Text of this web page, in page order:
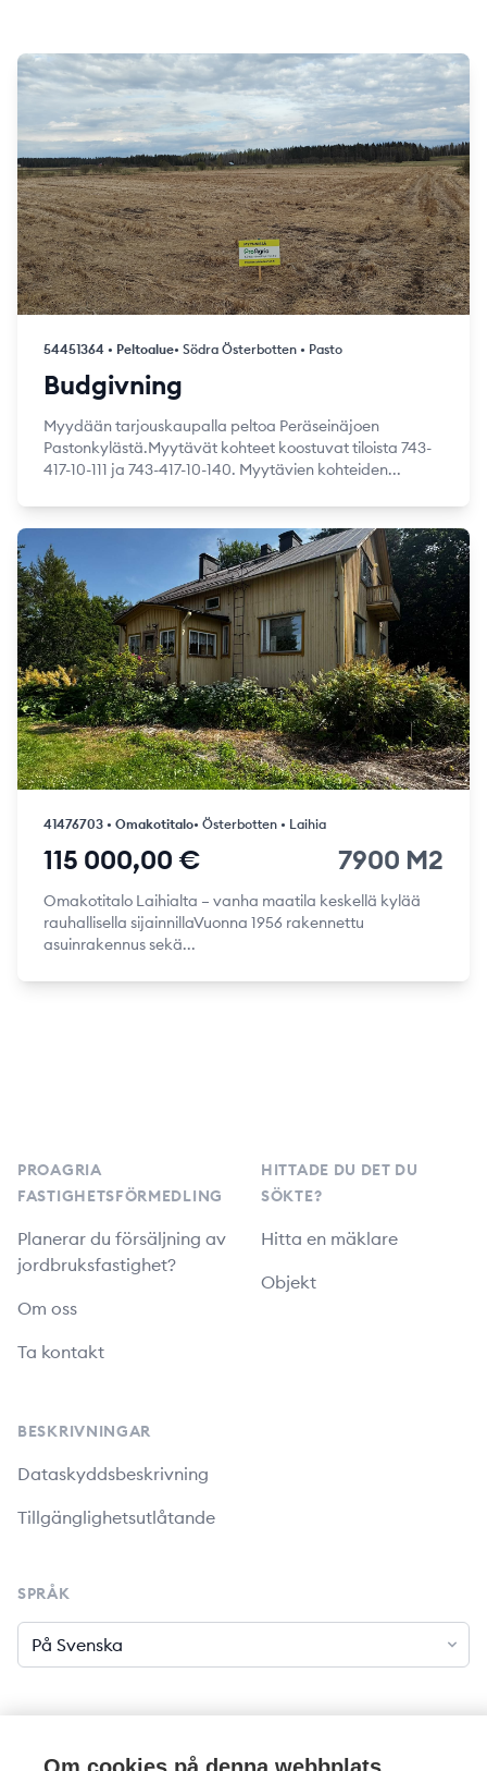
54451364 • Peltoalue• Södra Österbotten • Pasto
Budgivning
Myydään tarjouskaupalla peltoa Peräseinäjoen
Pastonkylästä.Myytävät kohteet koostuvat tiloista 743-
417-10-111 ja 743-417-10-140. Myytävien kohteiden...
41476703 • Omakotitalo• Österbotten • Laihia
115 000,00 € 7900 M2
Omakotitalo Laihialta – vanha maatila keskellä kylää
rauhallisella sijainnillaVuonna 1956 rakennettu
asuinrakennus sekä...
PROAGRIA
FASTIGHETSFÖRMEDLING
Planerar du försäljning av
jordbruksfastighet?
Om oss
Ta kontakt
BESKRIVNINGAR
Dataskyddsbeskrivning
Tillgänglighetsutlåtande
HITTADE DU DET DU
SÖKTE?
Hitta en mäklare
Objekt
SPRÅK
Språk